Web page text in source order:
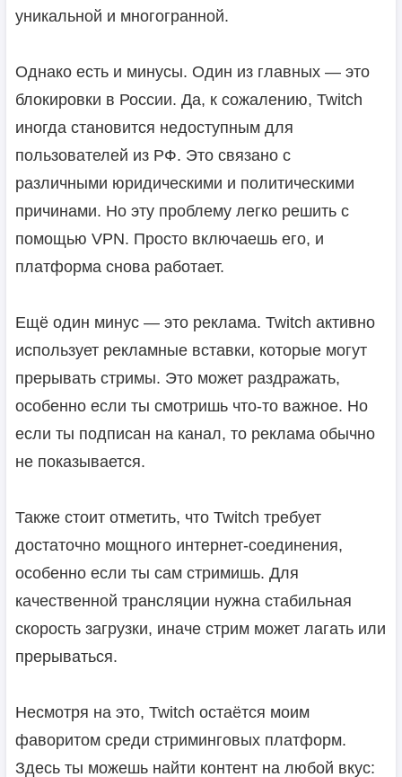
уникальной и многогранной.
Однако есть и минусы. Один из главных — это
блокировки в России. Да, к сожалению, Twitch
иногда становится недоступным для
пользователей из РФ. Это связано с
различными юридическими и политическими
причинами. Но эту проблему легко решить с
помощью VPN. Просто включаешь его, и
платформа снова работает.
Ещё один минус — это реклама. Twitch активно
использует рекламные вставки, которые могут
прерывать стримы. Это может раздражать,
особенно если ты смотришь что-то важное. Но
если ты подписан на канал, то реклама обычно
не показывается.
Также стоит отметить, что Twitch требует
достаточно мощного интернет-соединения,
особенно если ты сам стримишь. Для
качественной трансляции нужна стабильная
скорость загрузки, иначе стрим может лагать или
прерываться.
Несмотря на это, Twitch остаётся моим
фаворитом среди стриминговых платформ.
Здесь ты можешь найти контент на любой вкус: